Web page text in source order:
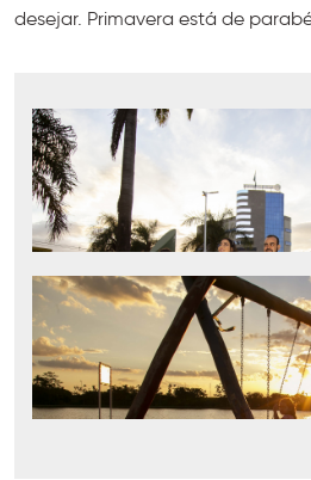
desejar. Primavera está de